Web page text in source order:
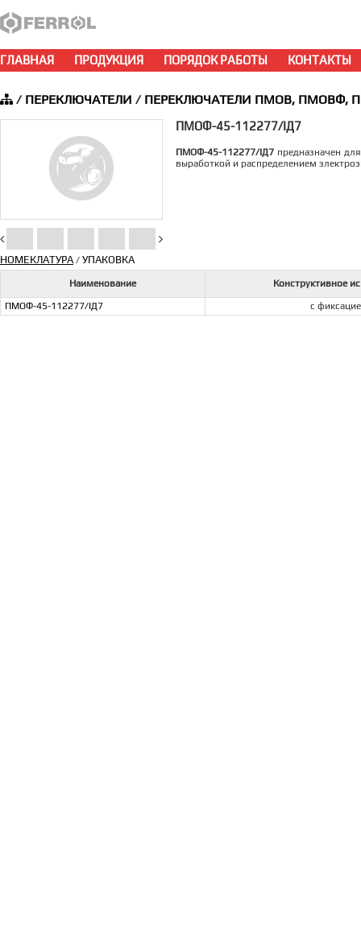
ГЛАВНАЯ ПРОДУКЦИЯ ПОРЯДОК РАБОТЫ КОНТАКТЫ
/ ПЕРЕКЛЮЧАТЕЛИ / ПЕРЕКЛЮЧАТЕЛИ ПМОВ, ПМОВФ,
ПМОФ-45-112277/IД7
ПМОФ-45-112277/IД7 предназначен
выработкой и распределением
НОМЕКЛАТУРА/ УПАКОВКА
Наименование
Конструктивное
ПМОФ-45-112277/IД7
с